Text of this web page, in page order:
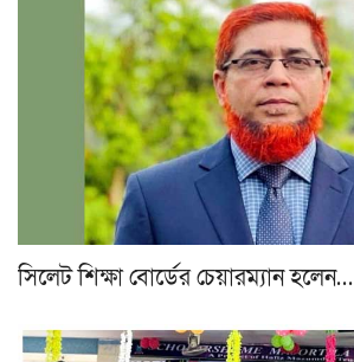
সিলেট শিক্ষা বোর্ডের চেয়ারম্যান হলেন…